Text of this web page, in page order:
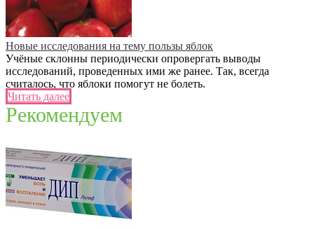
Новые исследования на тему пользы яблок
Учёные склонны периодически опровергать выводы
исследований, проведенных ими же ранее. Так, всегда
считалось, что яблоки помогут не болеть.
Читать далее
Рекомендуем